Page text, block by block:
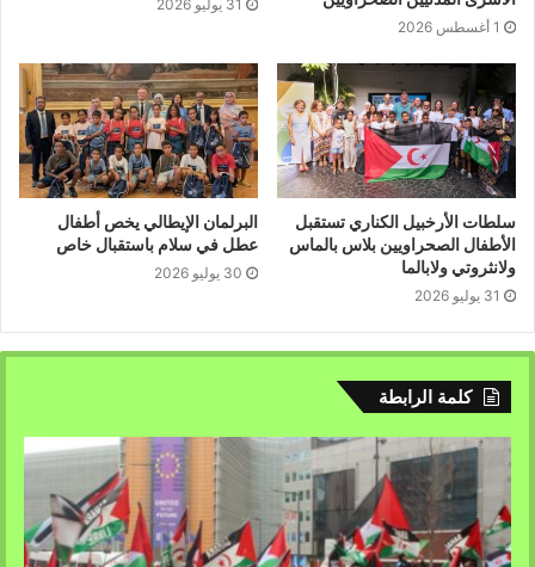
1 أغسطس 2026
31 يوليو 2026
سلطات الأرخبيل الكناري تستقبل
الأطفال الصحراويين بلاس بالماس
ولانثروتي ولابالما
31 يوليو 2026
البرلمان الإيطالي يخص أطفال
عطل في سلام باستقبال خاص
30 يوليو 2026
كلمة الرابطة